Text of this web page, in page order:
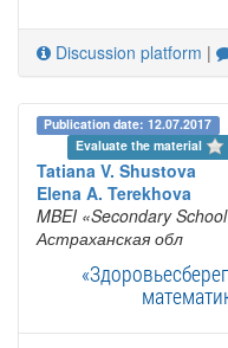
Discussion platform |
Publication date: 12.07.2017
Evaluate the material
Tatiana V. Shustova
Elena A. Terekhova
MBEI «Secondary
Астраханская обл